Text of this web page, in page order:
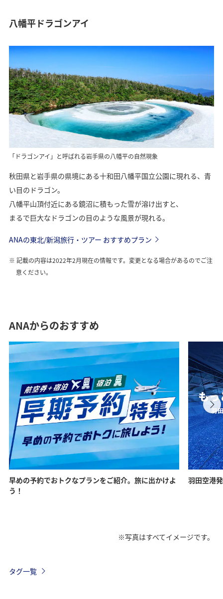
八幡平ドラゴンアイ
「ドラゴンアイ」と呼ばれる岩手県の八幡平の自然現象
秋田県と岩手県の県境にある十和田八幡平国立公園に現れる、青
い目のドラゴン。
八幡平山頂付近にある鏡沼に積もった雪が溶け出すと、
まるで巨大なドラゴンの目のような風景が現れる。
ANAの東北/新潟旅行・ツアー おすすめプラン
記載の内容は2022年2月現在の情報です。変更となる場合があるのでご注
意ください。
ANAからのおすすめ
早めの予約でおトクなプランをご紹介。旅に出かけよ
う！
羽田空港
※写真はすべてイメージです。
タグ一覧